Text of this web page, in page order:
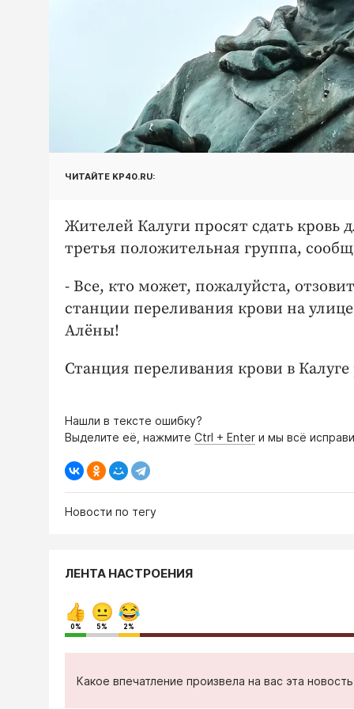
ЧИТАЙТЕ KP40.RU:
Жителей Калуги просят сдать
третья положительная группа,
- Все, кто может, пожалуйста,
станции переливания крови на
Алёны!
Станция переливания крови в
Нашли в тексте ошибку?
Выделите её, нажмите Ctrl + Enter и мы всё
Новости по тегу
ЛЕНТА НАСТРОЕНИЯ
0% 5% 2%
Какое впечатление произвела на вас эта